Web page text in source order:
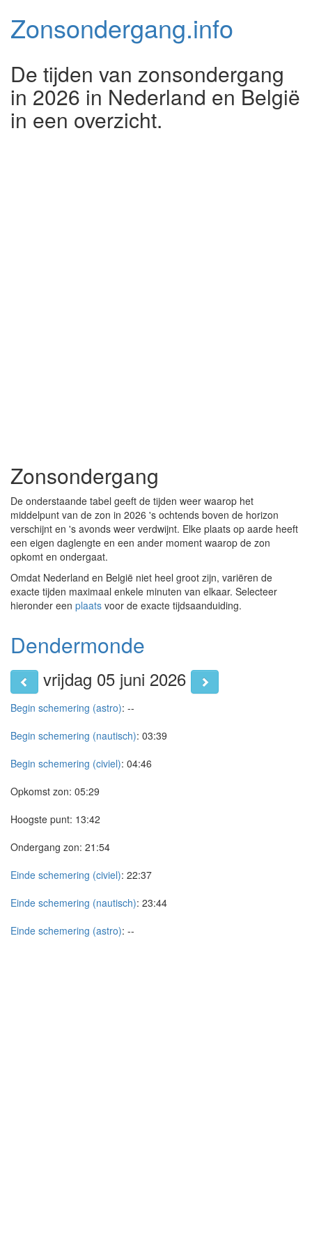
Zonsondergang.info
De tijden van zonsondergang
in 2026 in Nederland en België
in een overzicht.
Zonsondergang
De onderstaande tabel geeft de tijden weer waarop het
middelpunt van de zon in 2026 's ochtends boven de horizon
verschijnt en 's avonds weer verdwijnt. Elke plaats op aarde heeft
een eigen daglengte en een ander moment waarop de zon
opkomt en ondergaat.
Omdat Nederland en België niet heel groot zijn, variëren de
exacte tijden maximaal enkele minuten van elkaar. Selecteer
hieronder een plaats voor de exacte tijdsaanduiding.
Dendermonde
vrijdag 05 juni 2026
Begin schemering (astro): --
Begin schemering (nautisch): 03:39
Begin schemering (civiel): 04:46
Opkomst zon: 05:29
Hoogste punt: 13:42
Ondergang zon: 21:54
Einde schemering (civiel): 22:37
Einde schemering (nautisch): 23:44
Einde schemering (astro): --